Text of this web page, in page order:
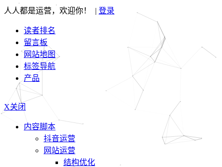
人人都是运营，欢迎你！ | 登录
读者排名
留言板
网站地图
标签导航
产品
X关闭
内容脚本
抖音运营
网站运营
结构优化